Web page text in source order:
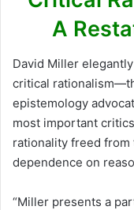
A
David Miller
critical
epistemology
most important
rationality freed
dependence on
“Miller presents a